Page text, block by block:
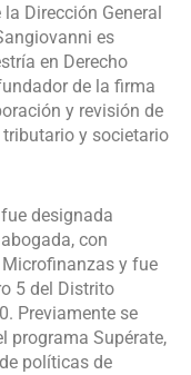
Dirección General
es
en Derecho
de la firma
y revisión de
y societario
designada
con
y fue
5 del Distrito
Previamente se
programa Supérate,
políticas de